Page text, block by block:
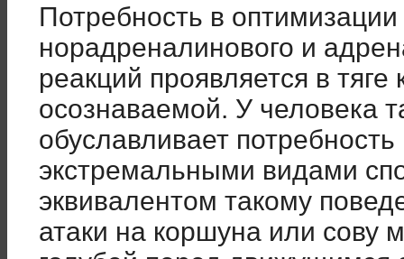
Потребность в
норадреналинового и
реакций проявляется в
осознаваемой. У человека
обуславливает потребность
экстремальными видами
эквивалентом такому
атаки на коршуна или сову